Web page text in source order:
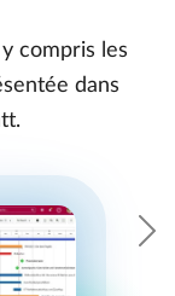
compris les
dans